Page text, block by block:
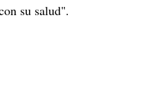
su salud".